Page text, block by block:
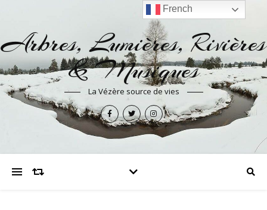
Arbres, Lumières, Rivières
& Musiques
La Vézère source de vies
French